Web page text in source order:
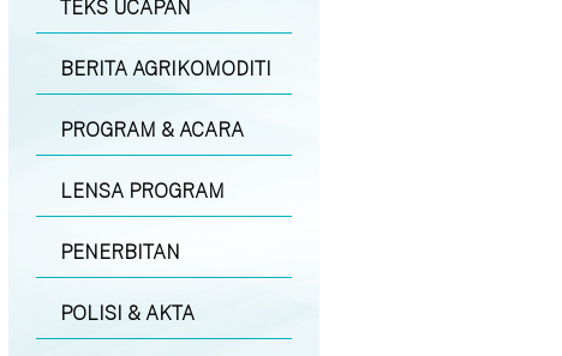
TEKS UCAPAN
BERITA AGRIKOMODITI
PROGRAM & ACARA
LENSA PROGRAM
PENERBITAN
POLISI & AKTA